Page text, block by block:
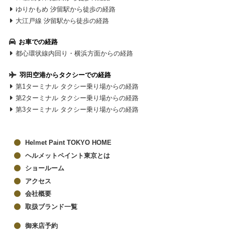
ゆりかもめ 汐留駅から徒歩の経路
大江戸線 汐留駅から徒歩の経路
お車での経路
都心環状線内回り・横浜方面からの経路
羽田空港からタクシーでの経路
第1ターミナル タクシー乗り場からの経路
第2ターミナル タクシー乗り場からの経路
第3ターミナル タクシー乗り場からの経路
Helmet Paint TOKYO HOME
ヘルメットペイント東京とは
ショールーム
アクセス
会社概要
取扱ブランド一覧
御来店予約